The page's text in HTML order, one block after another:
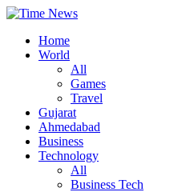
Home
World
All
Games
Travel
Gujarat
Ahmedabad
Business
Technology
All
Business Tech